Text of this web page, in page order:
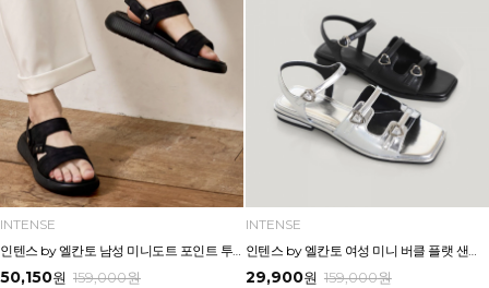
INTENSE
50,150원 159,000원
INTENSE
29,900원 159,000원